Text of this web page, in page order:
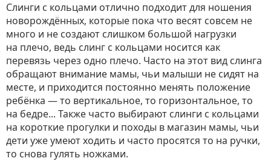
Слинги с кольцами отлично подходит для ношения
новорождённых, которые пока что весят совсем не
много и не создают слишком большой нагрузки
на плечо, ведь слинг с кольцами носится как
перевязь через одно плечо. Часто на этот вид слинга
обращают внимание мамы, чьи малыши не сидят на
месте, и приходится постоянно менять положение
ребёнка — то вертикальное, то горизонтальное, то
на бедре... Также часто выбирают слинги с кольцами
на короткие прогулки и походы в магазин мамы, чьи
дети уже умеют ходить и часто просятся то на ручки,
то снова гулять ножками.